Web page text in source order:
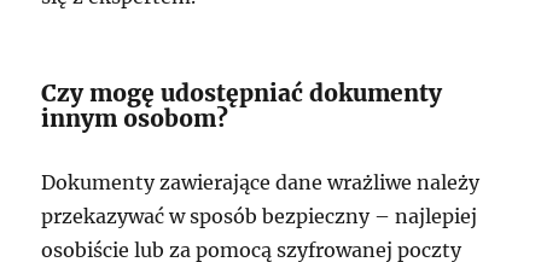
Czy mogę udostępniać dokumenty
innym osobom?
Dokumenty zawierające dane wrażliwe należy
przekazywać w sposób bezpieczny – najlepiej
osobiście lub za pomocą szyfrowanej poczty